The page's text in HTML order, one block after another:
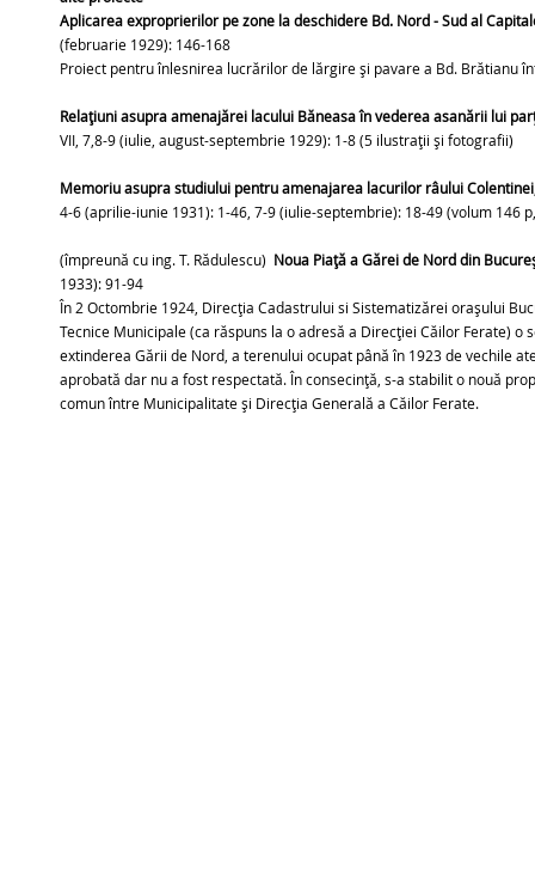
Aplicarea exproprierilor pe zone la deschidere Bd. Nord - Sud al
(februarie 1929): 146-168
Proiect pentru înlesnirea lucrărilor de lărgire și pavare a Bd. Brătianu
Relațiuni asupra amenajărei lacului Băneasa în vederea asanării lui
VII, 7,8-9 (iulie, august-septembrie 1929): 1-8 (5 ilustrații și fotografii)
Memoriu asupra studiului pentru amenajarea lacurilor râului Colentinei
4-6 (aprilie-iunie 1931): 1-46, 7-9 (iulie-septembrie): 18-49 (volum 146
(împreună cu ing. T. Rădulescu) Noua Piață a Gărei de Nord din
1933): 91-94
În 2 Octombrie 1924, Direcția Cadastrului si Sistematizărei orașului
Tecnice Municipale (ca răspuns la o adresă a Direcției Căilor Ferate)
extinderea Gării de Nord, a terenului ocupat până în 1923 de vechile
aprobată dar nu a fost respectată. În consecință, s-a stabilit o nouă
comun între Municipalitate și Direcția Generală a Căilor Ferate.